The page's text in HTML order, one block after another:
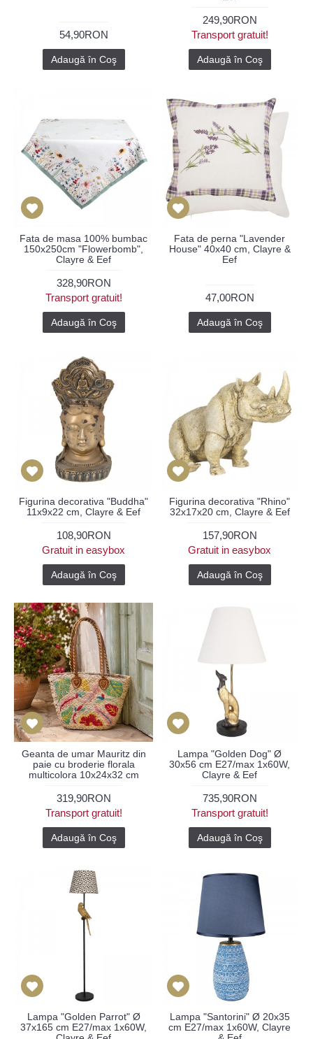
54,90RON
Adaugă în Coş
249,90RON
Transport gratuit!
Adaugă în Coş
Fata de masa 100% bumbac
150x250cm "Flowerbomb",
Clayre & Eef
328,90RON
Transport gratuit!
Adaugă în Coş
Fata de perna "Lavender
House" 40x40 cm, Clayre &
Eef
47,00RON
Adaugă în Coş
Figurina decorativa "Buddha"
11x9x22 cm, Clayre & Eef
108,90RON
Gratuit in easybox
Adaugă în Coş
Figurina decorativa "Rhino"
32x17x20 cm, Clayre & Eef
157,90RON
Gratuit in easybox
Adaugă în Coş
Geanta de umar Mauritz din
paie cu broderie florala
multicolora 10x24x32 cm
319,90RON
Transport gratuit!
Adaugă în Coş
Lampa "Golden Dog" Ø
30x56 cm E27/max 1x60W,
Clayre & Eef
735,90RON
Transport gratuit!
Adaugă în Coş
Lampa "Golden Parrot" Ø
37x165 cm E27/max 1x60W,
Lampa "Santorini" Ø 20x35
cm E27/max 1x60W, Clayre